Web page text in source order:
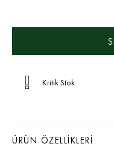
Kritik Stok
ÜRÜN ÖZELLIKLERI